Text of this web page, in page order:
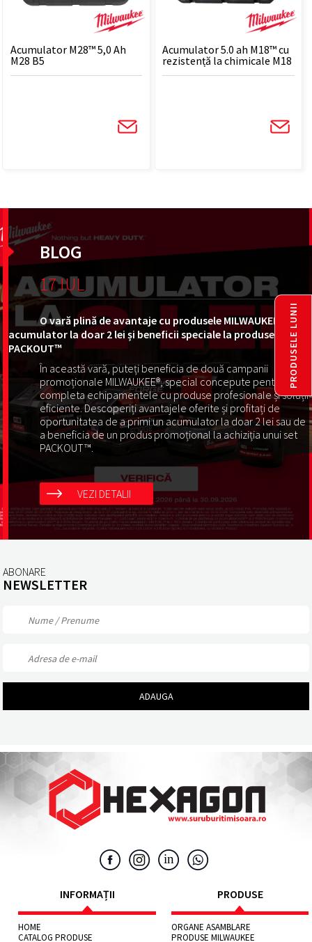
Acumulator M28™ 5,0 Ah
M28 B5
Acumulator 5.0 ah M18™ cu
rezistență la chimicale M18
B5-CR
BLOG
17 IUL
O vară plină de avantaje cu produsele MILWAUKEE®:
acumulator la doar 2 lei și beneficii speciale la produsele
PACKOUT™
În această vară, puteți beneficia de două campanii
promoționale MILWAUKEE®, special concepute pentru a vă
completa echipamentele cu produse profesionale și soluții
eficiente. Descoperiți avantajele oferite și profitați de
oportunitatea de a primi un acumulator la doar 2 lei sau de
a beneficia de un produs promoțional la achiziția unui set
PACKOUT™.
VEZI DETALII
ABONARE
NEWSLETTER
INFORMAȚII
HOME
CATALOG PRODUSE
PRODUSE
ORGANE ASAMBLARE
PRODUSE MILWAUKEE
PRODUSELE LUNII